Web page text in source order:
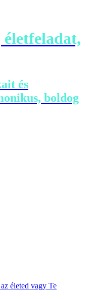
életfeladat,
és
boldog
életed vagy Te